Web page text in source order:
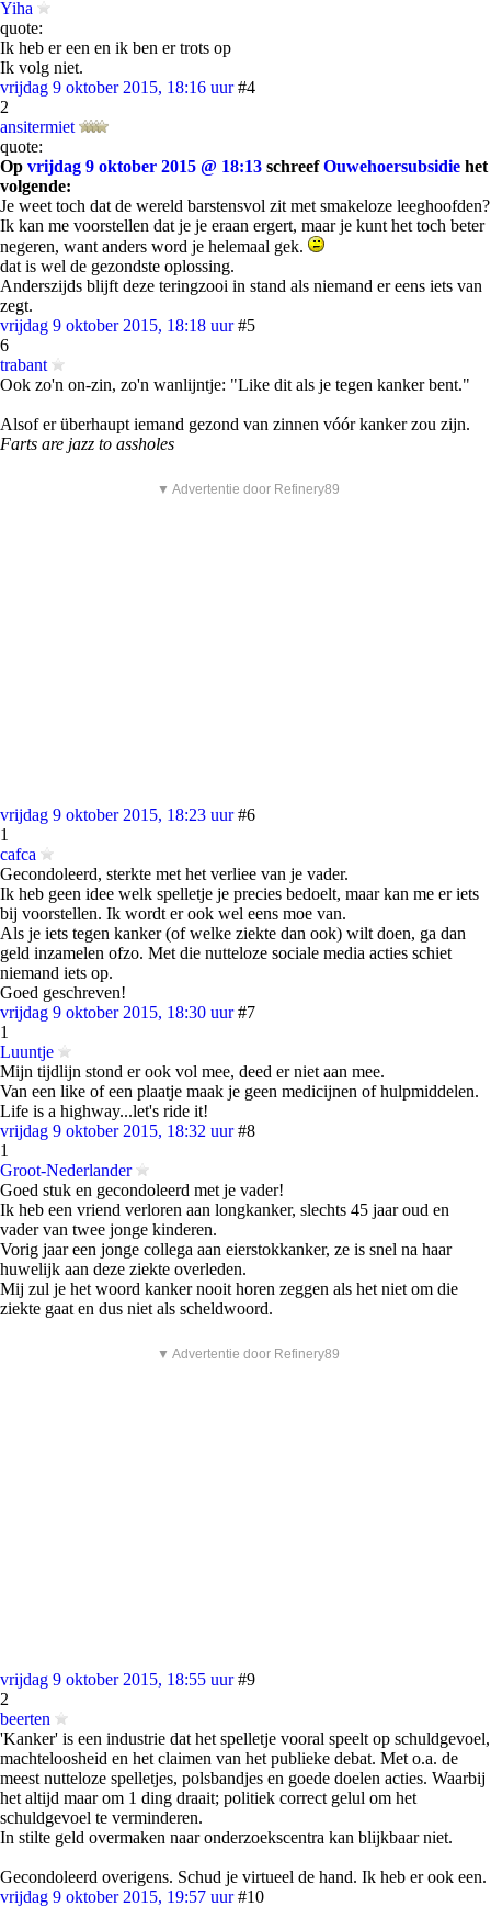
Yiha
quote:
Ik heb er een en ik ben er trots op
Ik volg niet.
vrijdag 9 oktober 2015, 18:16 uur #4
2
ansitermiet
quote:
Op vrijdag 9 oktober 2015 @ 18:13 schreefOuwehoersubsidie het
volgende:
Je weet toch dat de wereld barstensvol zit met smakeloze leeghoofden?
Ik kan me voorstellen dat je je eraan ergert, maar je kunt het toch beter
negeren, want anders word je helemaal gek.
dat is wel de gezondste oplossing.
Anderszijds blijft deze teringzooi in stand als niemand er eens iets van
zegt.
vrijdag 9 oktober 2015, 18:18 uur #5
6
trabant
Ook zo'n on-zin, zo'n wanlijntje: "Like dit als je tegen kanker bent."
Alsof er überhaupt iemand gezond van zinnen vóór kanker zou zijn.
Farts are jazz to assholes
▼ Advertentie door Refinery89
vrijdag 9 oktober 2015, 18:23 uur #6
1
cafca
Gecondoleerd, sterkte met het verliee van je vader.
Ik heb geen idee welk spelletje je precies bedoelt, maar kan me er iets
bij voorstellen. Ik wordt er ook wel eens moe van.
Als je iets tegen kanker (of welke ziekte dan ook) wilt doen, ga dan
geld inzamelen ofzo. Met die nutteloze sociale media acties schiet
niemand iets op.
Goed geschreven!
vrijdag 9 oktober 2015, 18:30 uur #7
1
Luuntje
Mijn tijdlijn stond er ook vol mee, deed er niet aan mee.
Van een like of een plaatje maak je geen medicijnen of hulpmiddelen.
Life is a highway...let's ride it!
vrijdag 9 oktober 2015, 18:32 uur #8
1
Groot-Nederlander
Goed stuk en gecondoleerd met je vader!
Ik heb een vriend verloren aan longkanker, slechts 45 jaar oud en
vader van twee jonge kinderen.
Vorig jaar een jonge collega aan eierstokkanker, ze is snel na haar
huwelijk aan deze ziekte overleden.
Mij zul je het woord kanker nooit horen zeggen als het niet om die
ziekte gaat en dus niet als scheldwoord.
▼ Advertentie door Refinery89
vrijdag 9 oktober 2015, 18:55 uur #9
2
beerten
'Kanker' is een industrie dat het spelletje vooral speelt op schuldgevoel,
machteloosheid en het claimen van het publieke debat. Met o.a. de
meest nutteloze spelletjes, polsbandjes en goede doelen acties. Waarbij
het altijd maar om 1 ding draait; politiek correct gelul om het
schuldgevoel te verminderen.
In stilte geld overmaken naar onderzoekscentra kan blijkbaar niet.
Gecondoleerd overigens. Schud je virtueel de hand. Ik heb er ook een.
vrijdag 9 oktober 2015, 19:57 uur #10